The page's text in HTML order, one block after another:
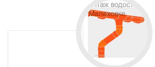
УЗНАТЬ ПОДРОБНЕЕ